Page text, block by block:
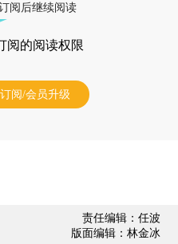
阅后继续阅读
阅的阅读权限
订阅/会员升级
责任编辑：任波
版面编辑：林金冰